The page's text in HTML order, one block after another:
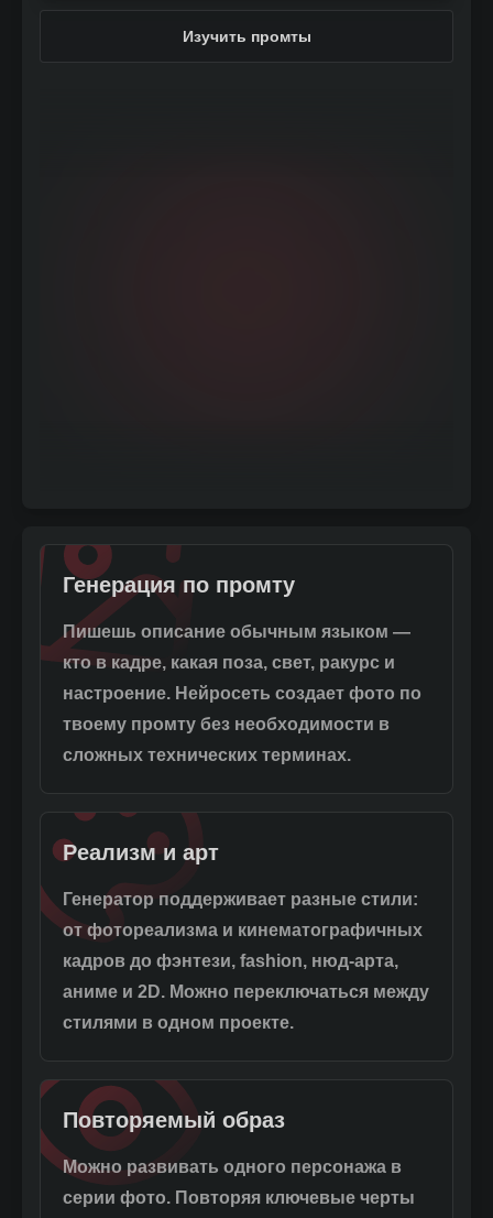
Изучить промты
Генерация по промту
Пишешь описание обычным языком —
кто в кадре, какая поза, свет, ракурс и
настроение. Нейросеть создает фото по
твоему промту без необходимости в
сложных технических терминах.
Реализм и арт
Генератор поддерживает разные стили:
от фотореализма и кинематографичных
кадров до фэнтези, fashion, нюд-арта,
аниме и 2D. Можно переключаться между
стилями в одном проекте.
Повторяемый образ
Можно развивать одного персонажа в
серии фото. Повторяя ключевые черты